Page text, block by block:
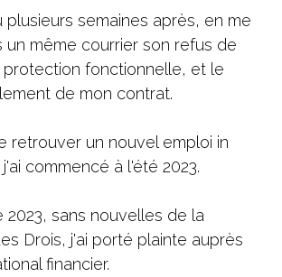
plusieurs semaines après, en me
un même courrier son refus de
protection fonctionnelle, et le
de mon contrat.
retrouver un nouvel emploi in
commencé à l'été 2023.
2023, sans nouvelles de la
Drois, j'ai porté plainte auprès
financier.